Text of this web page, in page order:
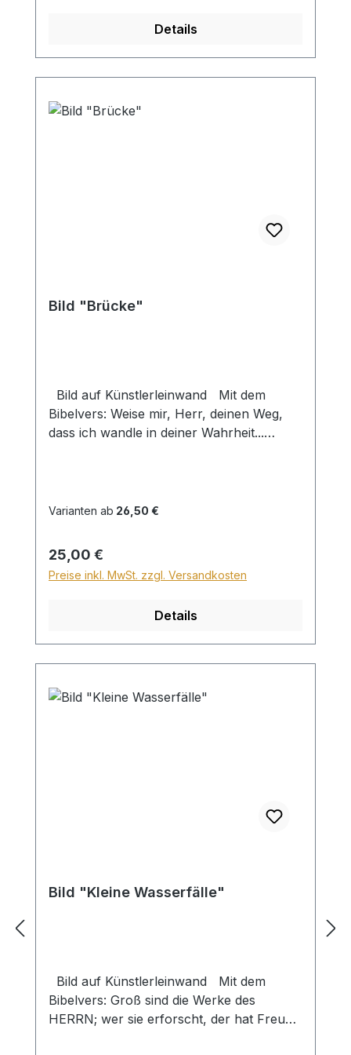
Details
Bild "Brücke"
Bild auf Künstlerleinwand Mit dem
Bibelvers: Weise mir, Herr, deinen Weg,
dass ich wandle in deiner Wahrheit...
Deutschlands ein Zuschlag für Sperrgut in
Versand ins Ausland beträgt der
Sperrgutzuschlag 30€.
Varianten ab 26,50 €
Regulärer Preis:
25,00 €
Preise inkl. MwSt. zzgl. Versandkosten
Details
Bild "Kleine Wasserfälle"
Bild auf Künstlerleinwand Mit dem
Bibelvers: Groß sind die Werke des
HERRN; wer sie erforscht, der hat Freude